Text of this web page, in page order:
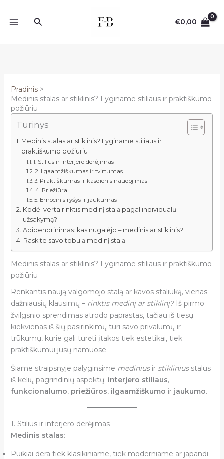
turinio
Paieška €0,00
Pradinis
Medinis stalas ar stiklinis? Lyginame stiliaus ir praktiškumo
požiūriu
Turinys
Medinis stalas ar stiklinis? Lyginame stiliaus ir
praktiškumo požiūriu
1. Stilius ir interjero derėjimas
2. Ilgaamžiškumas ir tvirtumas
3. Praktiškumas ir kasdienis naudojimas
4. Priežiūra
5. Emocinis ryšys ir jaukumas
Kodėl verta rinktis medinį stalą pagal individualų
užsakymą?
Apibendrinimas: kas nugalėjo – medinis ar stiklinis?
Raskite savo tobulą medinį stalą
Medinis stalas ar stiklinis? Lyginame stiliaus ir praktiškumo
požiūriu
Renkantis naują valgomojo stalą ar kavos staliuką, vienas
dažniausių klausimų – rinktis medinį ar stiklinį?Iš pirmo
žvilgsnio sprendimas atrodo paprastas, tačiau iš tiesų
kiekvienas iš šių pasirinkimų turi savo privalumų ir
trūkumų, kurie gali turėti įtakos tiek estetikai, tiek
praktiškumui jūsų namuose.
Šiame straipsnyje palyginsime mediniusir stikliniusstalus
iš kelių pagrindinių aspektų: interjero stiliaus,
funkcionalumo, priežiūros, ilgaamžiškumo ir jaukumo.
1. Stilius ir interjero derėjimas
Medinis stalas:
Puikiai dera tiek klasikiniame, tiek moderniame ar japandi